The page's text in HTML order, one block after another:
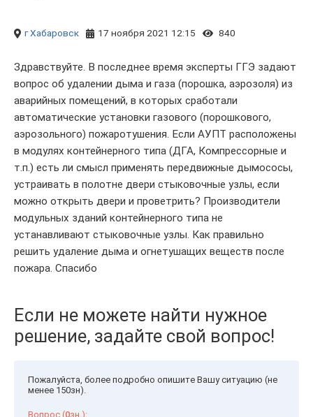
г Хабаровск 17 ноября 2021 12:15 840
Здравствуйте. В последнее время эксперты ГГЭ задают
вопрос об удалении дыма и газа (порошка, аэрозоля) из
аварийных помещений, в которых сработали
автоматические установки газового (порошкового,
аэрозольного) пожаротушения. Если АУПТ расположены
в модулях контейнерного типа (ДГА, Компрессорные и
т.п.) есть ли смысл применять передвижные дымососы,
устраивать в полотне двери стыковочные узлы, если
можно открыть двери и проветрить? Производители
модульных зданий контейнерного типа не
устанавливают стыковочные узлы. Как правильно
решить удаление дыма и огнетушащих веществ после
пожара. Спасибо
Если не можете найти нужное
решение, задайте свой вопрос!
Пожалуйста, более подробно опишите Вашу ситуацию (не
менее 150зн).
Вопрос (0зн.):